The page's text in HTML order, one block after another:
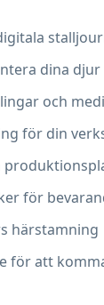
dina
och
för din
för
härstamning
för att